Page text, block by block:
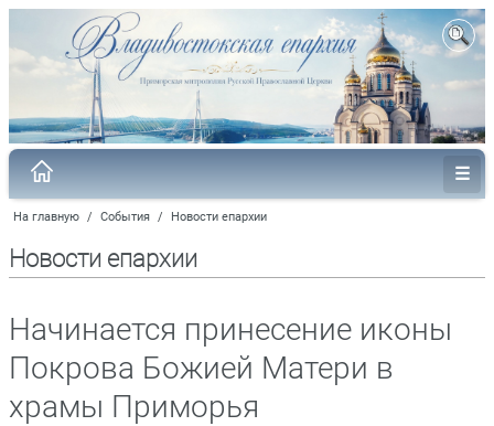
На главную / События / Новости епархии
Новости епархии
Начинается принесение иконы
Покрова Божией Матери в
храмы Приморья